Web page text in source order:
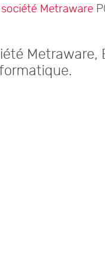
Metraware
Metraware,